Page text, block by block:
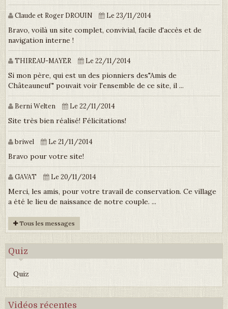
Claude et Roger DROUIN Le 23/11/2014
Bravo, voilà un site complet, convivial, facile d'accès et de
navigation interne !
THIREAU-MAYER Le 22/11/2014
Si mon père, qui est un des pionniers des"Amis de
Châteauneuf" pouvait voir l'ensemble de ce site, il ...
Berni Welten Le 22/11/2014
Site très bien réalisé! Félicitations!
briwel Le 21/11/2014
Bravo pour votre site!
GAVAT Le 20/11/2014
Merci, les amis, pour votre travail de conservation. Ce village
a été le lieu de naissance de notre couple. ...
Tous les messages
Quiz
Quiz
Vidéos récentes